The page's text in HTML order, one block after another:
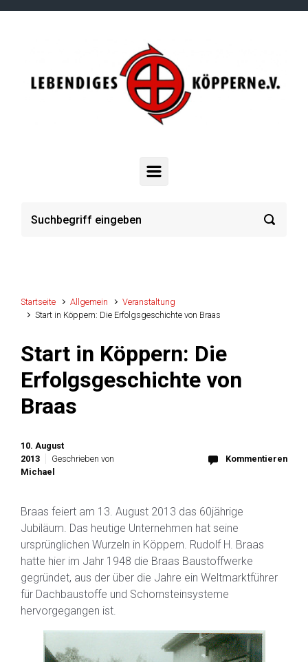
Zum Hauptinhalt springen
Startseite Allgemein
Veranstaltung
Start in Köppern: Die Erfolgsgeschichte von Braas
Start in Köppern: Die
Erfolgsgeschichte von
Braas
10. August
2013
Geschrieben von
Michael
Kommentieren
Braas feiert am 13. August 2013 das 60jährige
Jubiläum. Das heutige Unternehmen hat seine
ursprünglichen Wurzeln in Köppern. Rudolf H. Braas
hatte hier im Jahr 1948 die Braas Baustoffwerke
gegründet, aus der über die Jahre ein Weltmarktführer
für Dachbaustoffe und Schornsteinsysteme
hervorgegangen ist.